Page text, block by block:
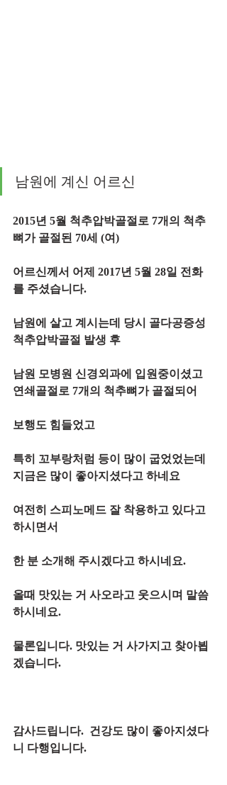
남원에 계신 어르신
2015년 5월 척추압박골절로 7개의 척추
뼈가 골절된 70세 (여)
어르신께서 어제 2017년 5월 28일 전화
를 주셨습니다.
남원에 살고 계시는데 당시 골다공증성
척추압박골절 발생 후
남원 모병원 신경외과에 입원중이셨고
연쇄골절로﻿ 7개의 척추뼈가 골절되어
보행도 힘들었고
특히 꼬부랑처럼 등이 많이 굽었었는데
지금은 많이 좋아지셨다고 하네요
여전히 스피노메드 잘 착용하고 있다고
하시면서
한 분 소개해 주시겠다고 하시네요.
올때 맛있는 거 사오라고 웃으시며 말씀
하시네요.
물론입니다. 맛있는 거 사가지고 찾아뵙
겠습니다.
감사드립니다.  건강﻿도 많이 좋아지셨다
니 다행입니다.